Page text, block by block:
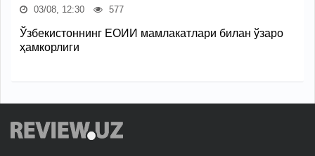
03/08, 12:30 577
Ўзбекистоннинг ЕОИИ мамлакатлари билан ўзаро
ҳамкорлиги